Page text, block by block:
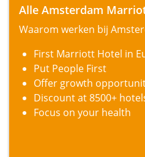
Alle Amsterdam
Waarom werken bij
First Marriott Hotel in
Put People First
Offer growth
Discount at 8500+
Focus on your health